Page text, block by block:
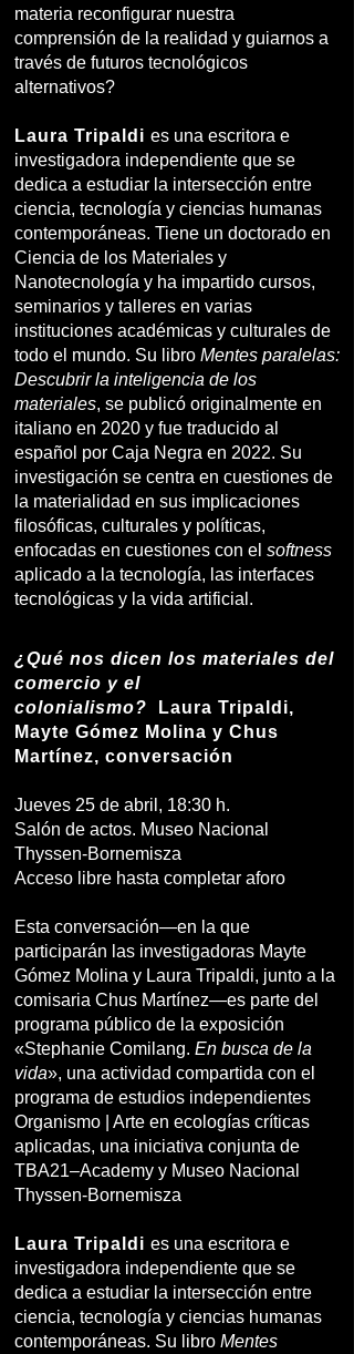
materia reconfigurar nuestra
comprensión de la realidad y guiarnos a
través de futuros tecnológicos
alternativos?
Laura Tripaldi es una escritora e
investigadora independiente que se
dedica a estudiar la intersección entre
ciencia, tecnología y ciencias humanas
contemporáneas. Tiene un doctorado en
Ciencia de los Materiales y
Nanotecnología y ha impartido cursos,
seminarios y talleres en varias
instituciones académicas y culturales de
todo el mundo. Su libro Mentes paralelas:
Descubrir la inteligencia de los
materiales, se publicó originalmente en
italiano en 2020 y fue traducido al
español por Caja Negra en 2022. Su
investigación se centra en cuestiones de
la materialidad en sus implicaciones
filosóficas, culturales y políticas,
enfocadas en cuestiones con el softness
aplicado a la tecnología, las interfaces
tecnológicas y la vida artificial.
¿Qué nos dicen los materiales del
comercio y el
colonialismo?
Laura Tripaldi,
Mayte Gómez Molina y Chus
Martínez, conversación
Jueves 25 de abril, 18:30 h.
Salón de actos. Museo Nacional
Thyssen-Bornemisza
Acceso libre hasta completar aforo
Esta conversación—en la que
participarán las investigadoras Mayte
Gómez Molina y Laura Tripaldi, junto a la
comisaria Chus Martínez—es parte del
programa público de la exposición
«Stephanie Comilang. En busca de la
vida», una actividad compartida con el
programa de estudios independientes
Organismo | Arte en ecologías críticas
aplicadas, una iniciativa conjunta de
TBA21–Academy y Museo Nacional
Thyssen-Bornemisza
Laura Tripaldi es una escritora e
investigadora independiente que se
dedica a estudiar la intersección entre
ciencia, tecnología y ciencias humanas
contemporáneas. Su libro Mentes